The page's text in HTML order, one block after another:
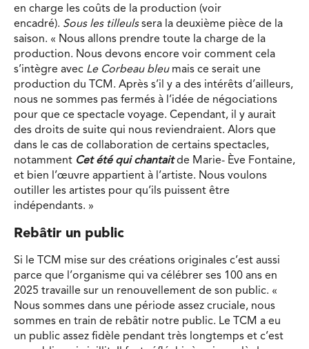
en charge les coûts de la production (voir
encadré). Sous les tilleulssera la deuxième pièce de la
saison. « Nous allons prendre toute la charge de la
production. Nous devons encore voir comment cela
s’intègre avec Le Corbeau bleu mais ce serait une
production du TCM. Après s’il y a des intérêts d’ailleurs,
nous ne sommes pas fermés à l’idée de négociations
pour que ce spectacle voyage. Cependant, il y aurait
des droits de suite qui nous reviendraient. Alors que
dans le cas de collaboration de certains spectacles,
notamment Cet été qui chantaitde Marie- Ève Fontaine,
et bien l’œuvre appartient à l’artiste. Nous voulons
outiller les artistes pour qu’ils puissent être
indépendants. »
Rebâtir un public
Si le TCM mise sur des créations originales c’est aussi
parce que l’organisme qui va célébrer ses 100 ans en
2025 travaille sur un renouvellement de son public. «
Nous sommes dans une période assez cruciale, nous
sommes en train de rebâtir notre public. Le TCM a eu
un public assez fidèle pendant très longtemps et c’est